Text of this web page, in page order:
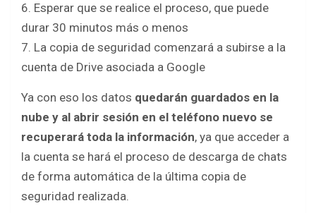
6. Esperar que se realice el proceso, que puede
durar 30 minutos más o menos
7. La copia de seguridad comenzará a subirse a la
cuenta de Drive asociada a Google
Ya con eso los datos quedarán guardados en la
nube y al abrir sesión en el teléfono nuevo se
recuperará toda la información, ya que acceder a
la cuenta se hará el proceso de descarga de chats
de forma automática de la última copia de
seguridad realizada.